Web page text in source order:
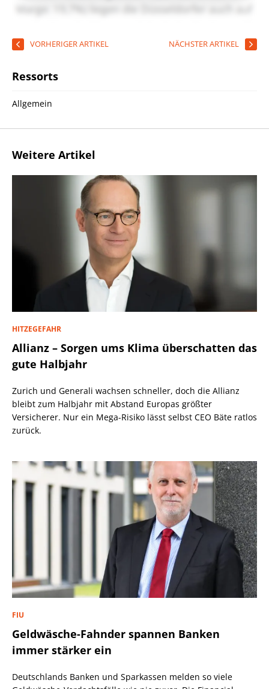
VORHERIGER ARTIKEL NÄCHSTER ARTIKEL
Ressorts
Allgemein
Weitere Artikel
HITZEGEFAHR
Allianz – Sorgen ums Klima überschatten das
gute Halbjahr
Zurich und Generali wachsen schneller, doch die Allianz
bleibt zum Halbjahr mit Abstand Europas größter
Versicherer. Nur ein Mega-Risiko lässt selbst CEO Bäte ratlos
zurück.
FIU
Geldwäsche-Fahnder spannen Banken
immer stärker ein
Deutschlands Banken und Sparkassen melden so viele